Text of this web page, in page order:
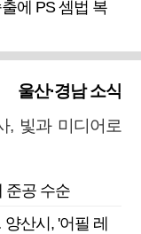
에 PS 셈법 복
울산·경남 소식
, 빛과 미디어로
준공 수순
산시, '어필 레